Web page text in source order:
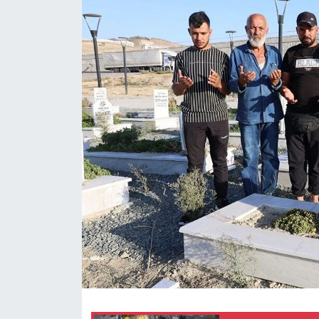
KÜLTÜR SANAT
MAGAZİN
SAĞLIK
SİYASET
TEKNOLOJİ
VİZYONDAKİLER